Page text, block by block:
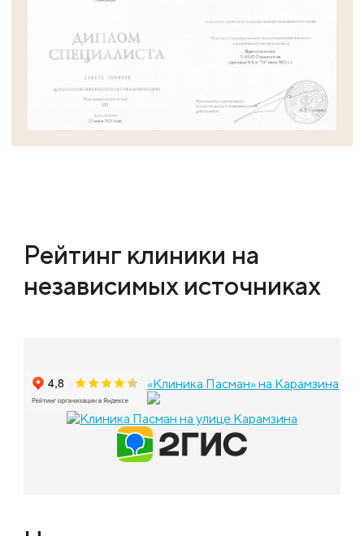
Рейтинг клиники на
независимых источниках
«Клиника Пасман» на Карамзина